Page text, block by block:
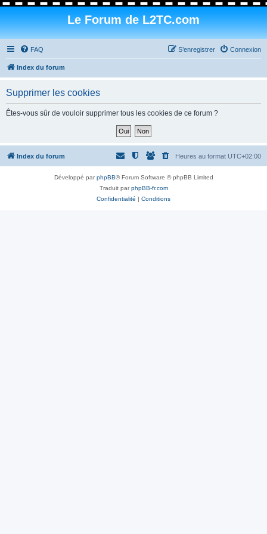
Le Forum de L2TC.com
FAQ Connexion
S’enregistrer
Index du forum
Supprimer les cookies
Êtes-vous sûr de vouloir supprimer tous les cookies de ce forum ?
Index du forum Heures au format UTC+02:00
Développé parphpBB® Forum Software © phpBB Limited
Traduit parphpBB-fr.com
Confidentialité | Conditions